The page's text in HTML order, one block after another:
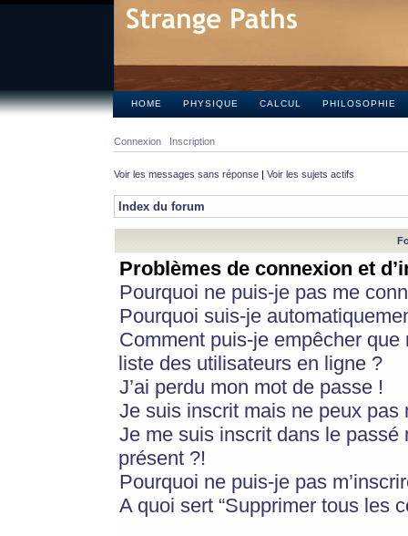
HOME PHYSIQUE CALCUL PHILOSOPHIE
Connexion Inscription
Voir les messages sans réponse | Voir les sujets actifs
Index du forum
Problèmes de connexion et
Pourquoi ne puis-je pas me
Pourquoi suis-je
Comment puis-je empêcher
liste des utilisateurs en ligne ?
J’ai perdu mon mot de passe !
Je suis inscrit mais ne peux pas
Je me suis inscrit dans le
présent ?!
Pourquoi ne puis-je pas
A quoi sert “Supprimer tous les